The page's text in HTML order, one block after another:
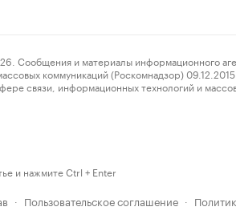
и материалы информационного
коммуникаций (Роскомнадзор)
связи, информационных технологий и
и нажмите Ctrl + Enter
· Пользовательское соглашение ·